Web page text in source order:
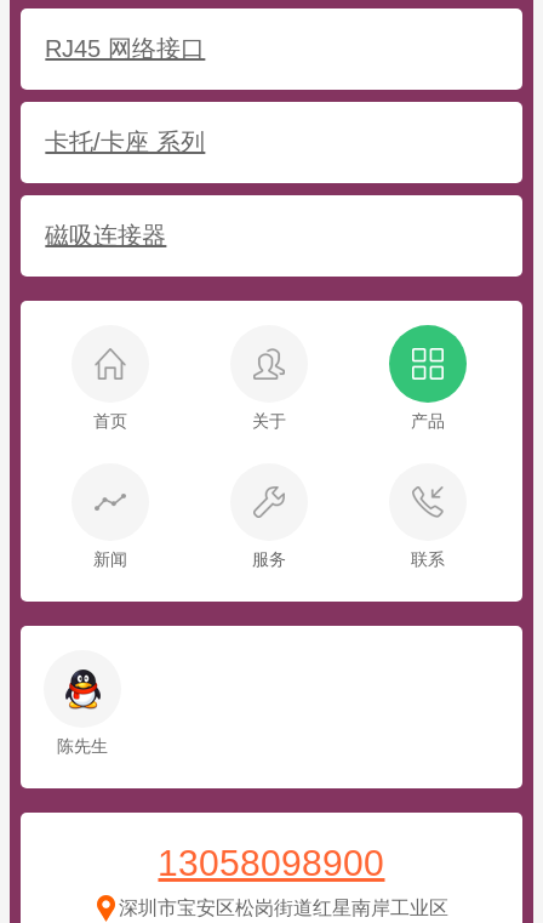
RJ45 网络接口
卡托/卡座 系列
磁吸连接器
首页 关于 产品
新闻 服务 联系
陈先生
13058098900
深圳市宝安区松岗街道红星南岸工业区